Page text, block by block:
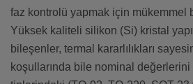
faz kontrolü yapmak için mükemmel
Yüksek kaliteli silikon (Si) kristal
bileşenler, termal kararlılıkları
koşullarında bile nominal değerlerini